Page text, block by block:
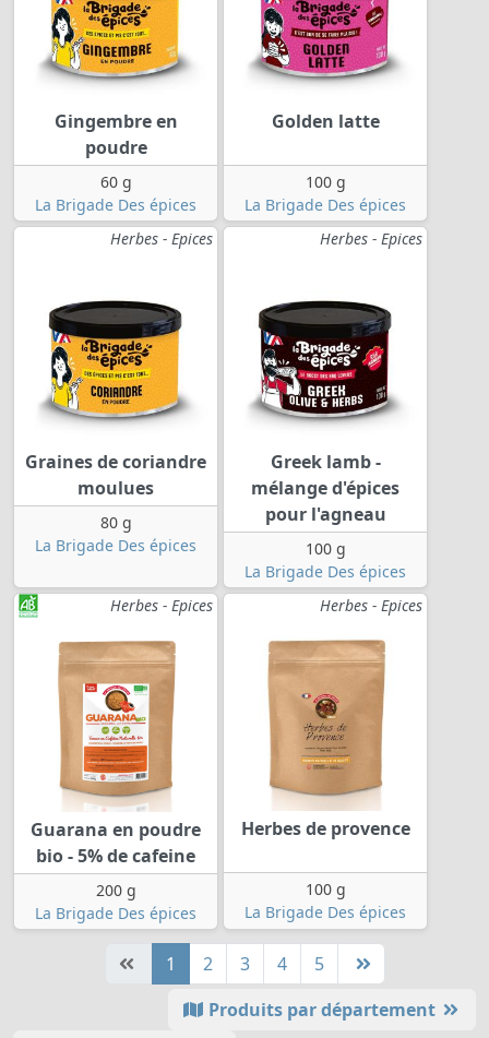
Gingembre en
poudre
60 g
La Brigade Des épices
Golden latte
100 g
La Brigade Des épices
Herbes - Epices
Graines de coriandre
moulues
80 g
La Brigade Des épices
Herbes - Epices
Greek lamb -
mélange d'épices
pour l'agneau
100 g
La Brigade Des épices
Herbes - Epices
Guarana en poudre
bio - 5% de cafeine
200 g
La Brigade Des épices
Herbes - Epices
Herbes de provence
100 g
La Brigade Des épices
1 2 3 4
5
Produits par département